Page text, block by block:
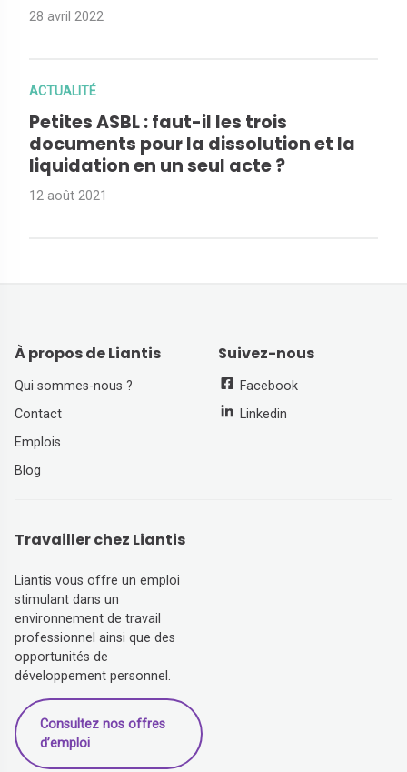
28 avril 2022
ACTUALITÉ
Petites ASBL : faut-il les trois
documents pour la dissolution et la
liquidation en un seul acte ?
12 août 2021
À propos de Liantis
Qui sommes-nous ?
Contact
Emplois
Blog
Suivez-nous
Facebook
Linkedin
Travailler chez Liantis
Liantis vous offre un emploi
stimulant dans un
environnement de travail
professionnel ainsi que des
opportunités de
développement personnel.
Consultez nos offres
d’emploi